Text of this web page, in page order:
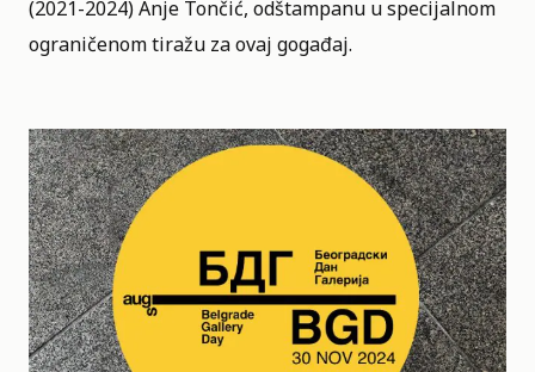
(2021-2024) Anje Tončić, odštampanu u specijalnom
ograničenom tiražu za ovaj gogađaj.